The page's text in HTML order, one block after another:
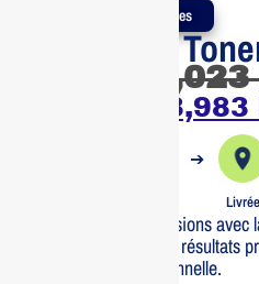
Produits Authentiques
Cartouche
4,023
3,983
➔
Livrée
Optimisez vos impressions
Noir, conçue pour des résultats
d’impression exceptionnelle.